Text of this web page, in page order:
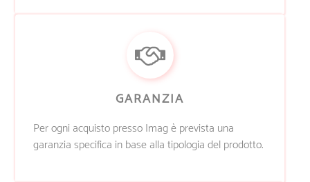
GARANZIA
Per ogni acquisto presso Imag è prevista una
garanzia specifica in base alla tipologia del prodotto.